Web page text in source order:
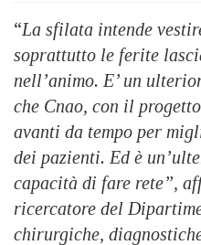
“La sfilata intende
soprattutto le ferite
nell’animo. E’ un
che Cnao, con il
avanti da tempo per
dei pazienti. Ed è
capacità di fare rete”,
ricercatore del
chirurgiche,